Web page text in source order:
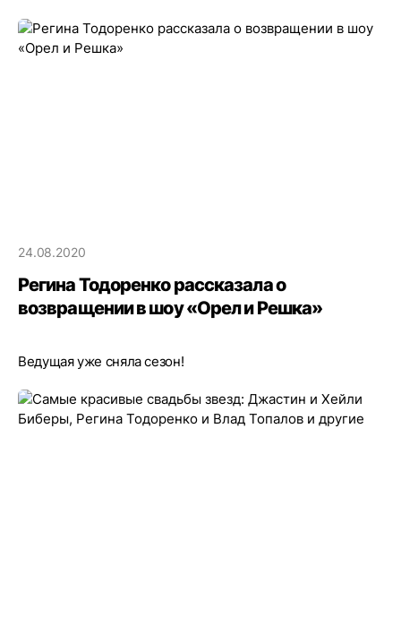
24.08.2020
Регина Тодоренко рассказала о
возвращении в шоу «Орел и Решка»
Ведущая уже сняла сезон!